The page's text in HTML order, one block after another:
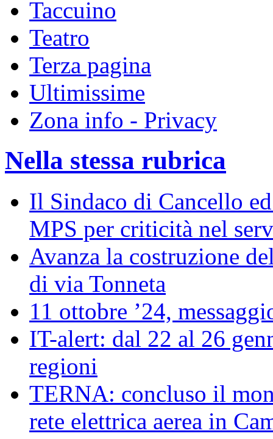
Taccuino
Teatro
Terza pagina
Ultimissime
Zona info - Privacy
Nella stessa rubrica
Il Sindaco di Cancello
MPS per criticità nel
Avanza la costruzione
di via Tonneta
11 ottobre ’24,
IT-alert: dal 22 al 26
regioni
TERNA: concluso il
rete elettrica aerea in